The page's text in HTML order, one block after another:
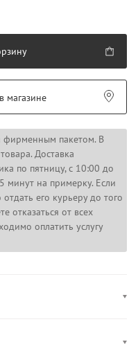
магазине
фирменным пакетом. В
Доставка
по пятницу, с 10:00 до
минут на примерку. Если
его курьеру до того
отказаться от всех
оплатить услугу